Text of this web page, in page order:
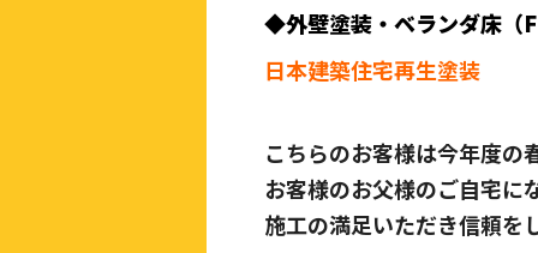
◆外壁塗装・ ベランダ床（
日本建築住宅再生塗装
こちらのお客様は今年度の
お客様のお父様のご自宅に
施工の満足いただき信頼を